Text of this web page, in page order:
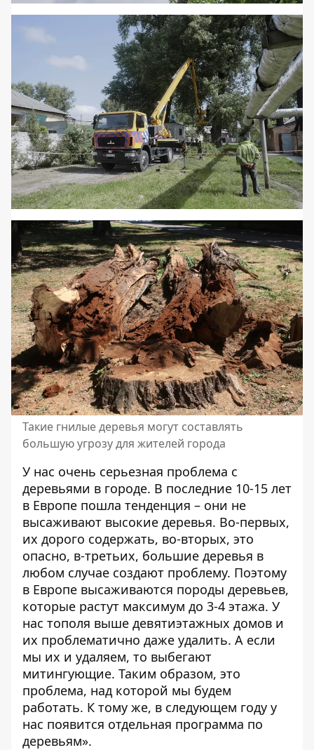
Такие гнилые деревья могут составлять
большую угрозу для жителей города
У нас очень серьезная проблема с
деревьями в городе. В последние 10-15 лет
в Европе пошла тенденция – они не
высаживают высокие деревья. Во-первых,
их дорого содержать, во-вторых, это
опасно, в-третьих, большие деревья в
любом случае создают проблему. Поэтому
в Европе высаживаются породы деревьев,
которые растут максимум до 3-4 этажа. У
нас тополя выше девятиэтажных домов и
их проблематично даже удалить. А если
мы их и удаляем, то выбегают
митингующие. Таким образом, это
проблема, над которой мы будем
работать. К тому же, в следующем году у
нас появится отдельная программа по
деревьям».